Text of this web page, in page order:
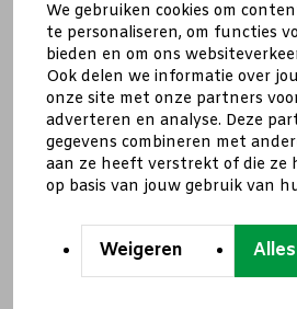
We gebruiken cookies om
te personaliseren, om functies
bieden en om ons
Ook delen we informatie over
onze site met onze partners
adverteren en analyse. Deze
gegevens combineren met
aan ze heeft verstrekt of die ze
op basis van jouw gebruik van
Weigeren